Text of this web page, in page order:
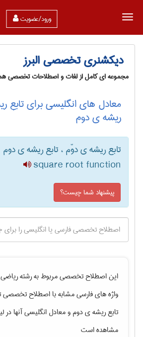
ورود/عضویت
دیکشنری تخصصی البرز
مجموعه ای کامل از لغات و اصطلاحات تخصصی
معادل های انگلیسی برای تابع
ریشه ی دوم
تابع ریشه ی دوّم ، تابع ریشه ی دوم
square root function
پیشنهاد شما چیست؟
این اصطلاح تخصصی مربوط به رشتهرياضی
واژه های فارسی مشابه با اصطلاح تخصصی
تابع ریشه ی دومو معادل انگلیسی آنها در
مشاهده است